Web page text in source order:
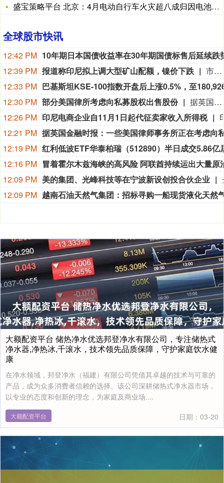
盛宝策略平台 北京：4月电动自行车火灾超八成归因电池故障
全球股市快讯
12:42 PM
12:39 PM 报道称印尼拟上调大型矿山配额，镍价下跌
市场再度传言印尼将为国内一座大型矿山授予更高的镍矿生产配额，或增加市场供应，镍价跌至 7 月中旬以来最低水平。伦敦市场镍价最大跌幅达 2.1%，报每吨 16750 美元。上海有色网称，该矿企下半年将获得数千万吨的额外矿石配额，但并未指明具体矿商。印尼能源与矿产资源部发言人未立刻回应置评请求。印尼是全球头号镍生产国，镍用于不锈钢及电池领域，该国产量约占全球总产量 60%，其供应政策变动会左右市场供需格局。媒体 6 月曾报道，印尼政府准备在今年晚些时候大幅提高镍产量。截至发稿，伦敦金属交易所镍期货下跌 1.7%，报每吨 16825 美元。年内迄今价格基本持平。
12:33 PM
12:30 PM 部分美国律所考虑向私募股权出售股份
据英国《金融时报》援引知情人士消息，保罗·韦斯（Paul Weiss）、奎因·埃马纽埃尔（Quinn Emanuel）和普罗斯考厄（Proskauer）等美国律师事务所曾探讨将业务股份出售给私募股权（PE）集团的可能性。 知情人士透露，奎因·埃马纽埃尔已与古根海姆证券（Guggenheim Securities）就潜在的私人投资方案进行了沟通，但该律所尚未做出任何决定，也未启动出售流程。 保罗·韦斯管理层在过去数月内曾与新山资本（New Mountain Capital）会面。该公司表示，数月前应其业务合作机构的要求，听取了一些投资提案，但补充称：“目前我们并未推进此类事项。” 普罗斯考厄至少与一家私募股权公司会面，讨论了管理服务组织（MSO）架构问题；而怀特&凯斯（White & Case）也在研究相关结构。两家律所均拒绝向媒体置评。
12:26 PM 印尼电商企业自11月1日起代征卖家收入所得税
12:21 PM
12:19 PM
12:16 PM
12:09 PM 美的集团、光峰科技等在宁波新设创投合伙企业
12:09 PM
大额配资平台 储热净水优选邦登净水有限公司，专注储热式
净水器,净热冰,千滚水，技术领先品质保障，守护家庭饮水健
康
在净水领域，邦登净水（福建）有限公司凭借其卓越的技术与可靠的
产品，成为众多消费者信赖的选择。该公司深耕储热式净水器市场，
以专业的态度和创新的理念，为家庭及商业场....
大额配资平台 日期：03-20